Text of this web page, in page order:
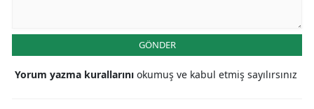
GÖNDER
Yorum yazma kurallarını okumuş ve kabul etmiş sayılırsınız